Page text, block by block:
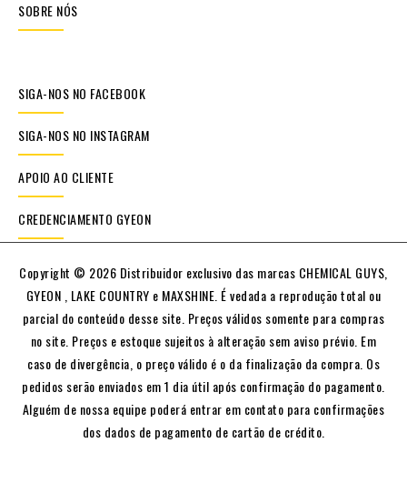
SOBRE NÓS
SIGA-NOS NO FACEBOOK
SIGA-NOS NO INSTAGRAM
APOIO AO CLIENTE
CREDENCIAMENTO GYEON
Copyright © 2026 Distribuidor exclusivo das marcas CHEMICAL GUYS,
GYEON , LAKE COUNTRY e MAXSHINE. É vedada a reprodução total ou
parcial do conteúdo desse site. Preços válidos somente para compras
no site. Preços e estoque sujeitos à alteração sem aviso prévio. Em
caso de divergência, o preço válido é o da finalização da compra. Os
pedidos serão enviados em 1 dia útil após confirmação do pagamento.
Alguém de nossa equipe poderá entrar em contato para confirmações
dos dados de pagamento de cartão de crédito.